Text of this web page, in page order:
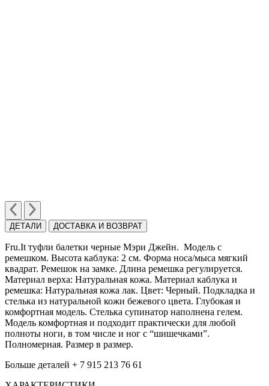
ДЕТАЛИ ДОСТАВКА И ВОЗВРАТ
Fru.It туфли балетки черные Mэри Джейн. Модель с
ремешком. Высота каблука: 2 см. Форма носа/мыса мягкий
квадрат. Ремешок на замке. Длина ремешка регулируется.
Материал верха: Натуральная кожа. Материал каблука и
ремешка: Натуральная кожа лак. Цвет: Черный. Подкладка и
стелька из натуральной кожи бежевого цвета. Глубокая и
комфортная модель. Cтелька супинатор наполнена гелем.
Модель комфортная и подходит практически для любой
полноты ноги, в том числе и ног с “шишечками”.
Полномерная. Размер в размер.
Больше деталей + 7 915 213 76 61